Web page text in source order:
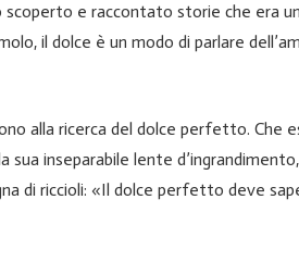
scoperto e raccontato storie che era
il dolce è un modo di parlare
alla ricerca del dolce perfetto. Che
sua inseparabile lente
di riccioli: «Il dolce perfetto deve